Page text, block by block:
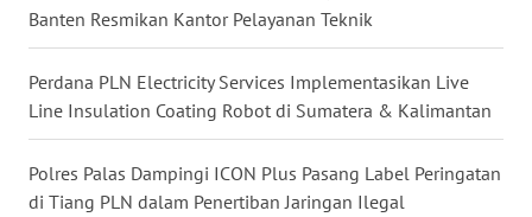
Banten Resmikan Kantor Pelayanan Teknik
Perdana PLN Electricity Services Implementasikan Live
Line Insulation Coating Robot di Sumatera & Kalimantan
Polres Palas Dampingi ICON Plus Pasang Label Peringatan
di Tiang PLN dalam Penertiban Jaringan Ilegal
WN
DAIRI
WN
DANAU
TOBA